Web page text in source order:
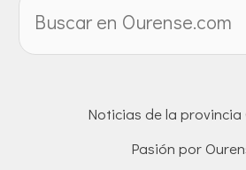
Noticias de la provincia
Pasión por